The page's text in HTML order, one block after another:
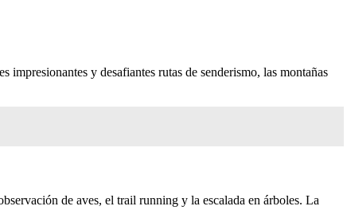
impresionantes y desafiantes rutas de senderismo, las montañas
de aves, el trail running y la escalada en árboles. La